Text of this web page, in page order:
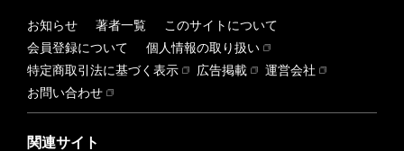
お知らせ 著者一覧
このサイトについて
会員登録について
個人情報の取り扱い
特定商取引法に基づく表示
広告掲載
運営会社
お問い合わせ
関連サイト